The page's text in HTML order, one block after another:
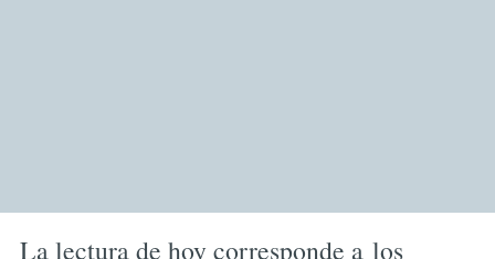
La lectura de hoy corresponde a los